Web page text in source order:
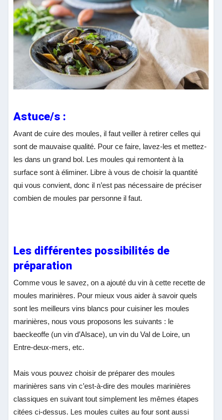
Astuce/s :
Avant de cuire des moules, il faut veiller à retirer celles qui
sont de mauvaise qualité. Pour ce faire, lavez-les et mettez-
les dans un grand bol. Les moules qui remontent à la
surface sont à éliminer. Libre à vous de choisir la quantité
qui vous convient, donc il n’est pas nécessaire de préciser
combien de moules par personne il faut.
Les différentes possibilités de
préparation
Comme vous le savez, on a ajouté du vin à cette recette de
moules marinières. Pour mieux vous aider à savoir quels
sont les meilleurs vins blancs pour cuisiner les moules
marinières, nous vous proposons les suivants : le
baeckeoffe (un vin d’Alsace), un vin du Val de Loire, un
Entre-deux-mers, etc.
Mais vous pouvez choisir de préparer des moules
marinières sans vin c’est-à-dire des moules marinières
classiques en suivant tout simplement les mêmes étapes
citées ci-dessus. Les moules cuites au four sont aussi